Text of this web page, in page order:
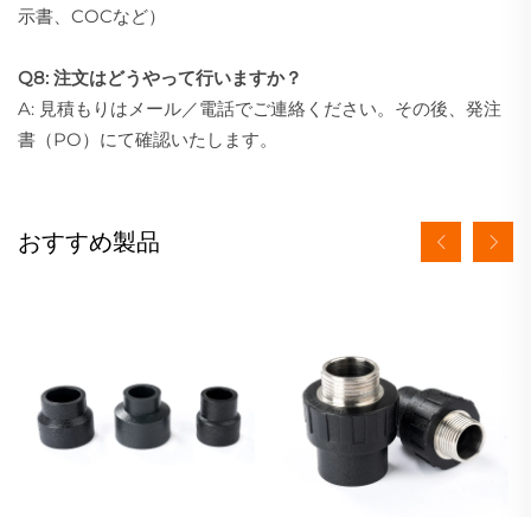
示書、COCなど）
Q8: 注文はどうやって行いますか？
A: 見積もりはメール／電話でご連絡ください。その後、発注
書（PO）にて確認いたします。
おすすめ製品